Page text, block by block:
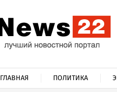
ГЛАВНАЯ ПОЛИТИКА